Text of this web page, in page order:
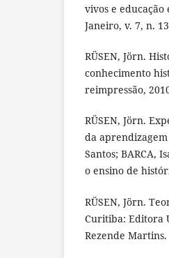
vivos e educação
Janeiro, v. 7, n.
RÜSEN, Jörn.
conhecimento
reimpressão,
RÜSEN, Jörn.
da
Santos; BARCA,
o ensino de
RÜSEN, Jörn.
Curitiba: Editora
Rezende Martins.